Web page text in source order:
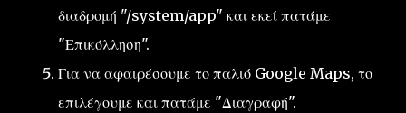
διαδρομή "/system/app" και εκεί πατάμε
"Επικόλληση".
Για να αφαιρέσουμε το παλιό Google Maps, το
επιλέγουμε και πατάμε "Διαγραφή".